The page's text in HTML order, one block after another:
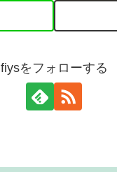
fiysをフォローする